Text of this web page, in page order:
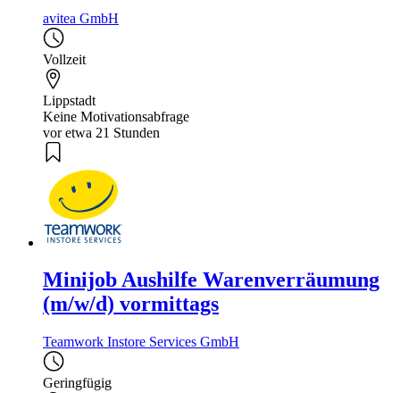
avitea GmbH
Vollzeit
Lippstadt
Keine Motivationsabfrage
vor etwa 21 Stunden
Minijob Aushilfe Warenverräumung
(m/w/d) vormittags
Teamwork Instore Services GmbH
Geringfügig